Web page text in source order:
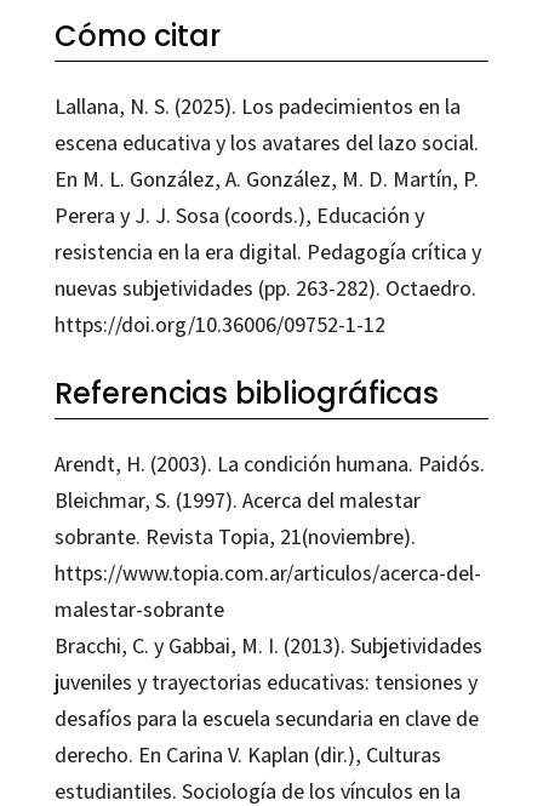
Cómo citar
Lallana, N. S. (2025). Los padecimientos en la
escena educativa y los avatares del lazo social.
En M. L. González, A. González, M. D. Martín, P.
Perera y J. J. Sosa (coords.), Educación y
resistencia en la era digital. Pedagogía crítica y
nuevas subjetividades (pp. 263-282). Octaedro.
https://doi.org/10.36006/09752-1-12
Referencias bibliográficas
Arendt, H. (2003). La condición humana. Paidós.
Bleichmar, S. (1997). Acerca del malestar
sobrante. Revista Topia, 21(noviembre).
https://www.topia.com.ar/articulos/acerca-del-
malestar-sobrante
Bracchi, C. y Gabbai, M. I. (2013). Subjetividades
juveniles y trayectorias educativas: tensiones y
desafíos para la escuela secundaria en clave de
derecho. En Carina V. Kaplan (dir.), Culturas
estudiantiles. Sociología de los vínculos en la